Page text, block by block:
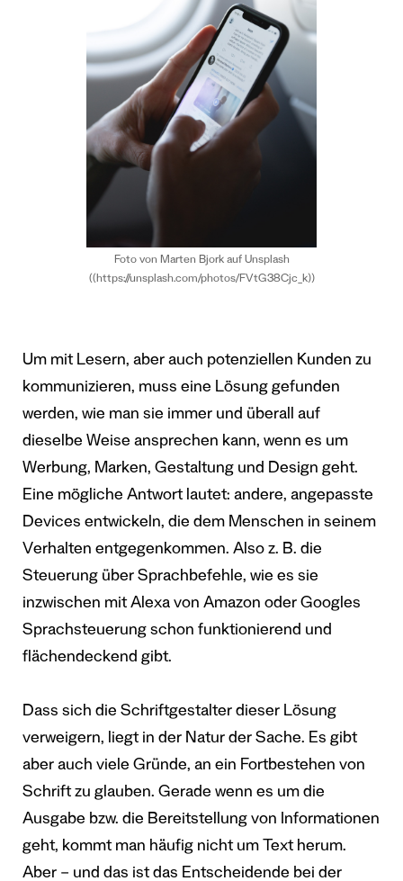
Foto von Marten Bjork auf Unsplash
((https://unsplash.com/photos/FVtG38Cjc_k))
Um mit Lesern, aber auch potenziellen Kunden zu
kommunizieren, muss eine Lösung gefunden
werden, wie man sie immer und überall auf
dieselbe Weise ansprechen kann, wenn es um
Werbung, Marken, Gestaltung und Design geht.
Eine mögliche Antwort lautet: andere, angepasste
Devices entwickeln, die dem Menschen in seinem
Verhalten entgegenkommen. Also z. B. die
Steuerung über Sprachbefehle, wie es sie
inzwischen mit Alexa von Amazon oder Googles
Sprachsteuerung schon funktionierend und
flächendeckend gibt.
Dass sich die Schriftgestalter dieser Lösung
verweigern, liegt in der Natur der Sache. Es gibt
aber auch viele Gründe, an ein Fortbestehen von
Schrift zu glauben. Gerade wenn es um die
Ausgabe bzw. die Bereitstellung von Informationen
geht, kommt man häufig nicht um Text herum.
Aber – und das ist das Entscheidende bei der